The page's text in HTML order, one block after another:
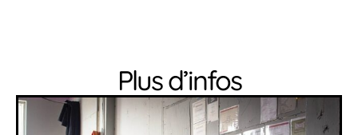
Plus d’infos